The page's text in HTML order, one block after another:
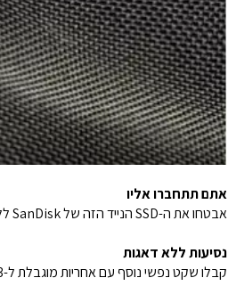
אתם תתחברו אליו
אבטחו את ה-SSD הנייד הזה של SanDisk ללולאת החגורה או לתרמיל שלכם לשקט נפשי נוסף הודות לוו הגומי הקשיח.
נסיעות ללא דאגות
קבלו שקט נפשי נוסף עם אחריות מוגבלת ל-3 שנים.